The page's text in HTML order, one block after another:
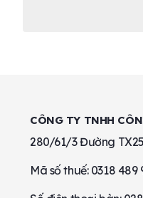
CÔNG TY TNHH
280/61/3 Đường
Mã số thuế: 0318 489